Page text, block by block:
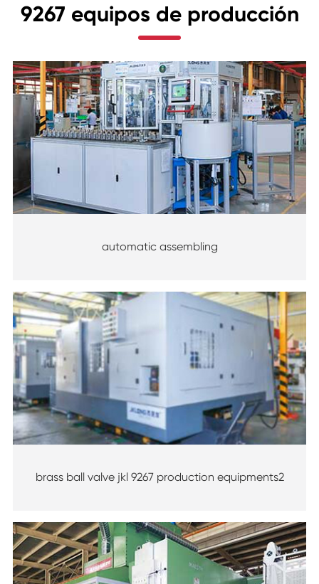
9267 equipos de producción
automatic assembling
brass ball valve jkl 9267 production equipments2